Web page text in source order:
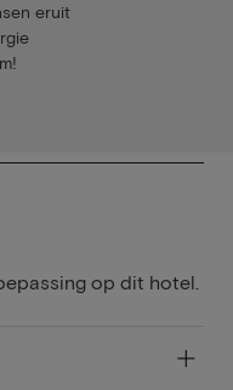
eruit
op dit hotel.